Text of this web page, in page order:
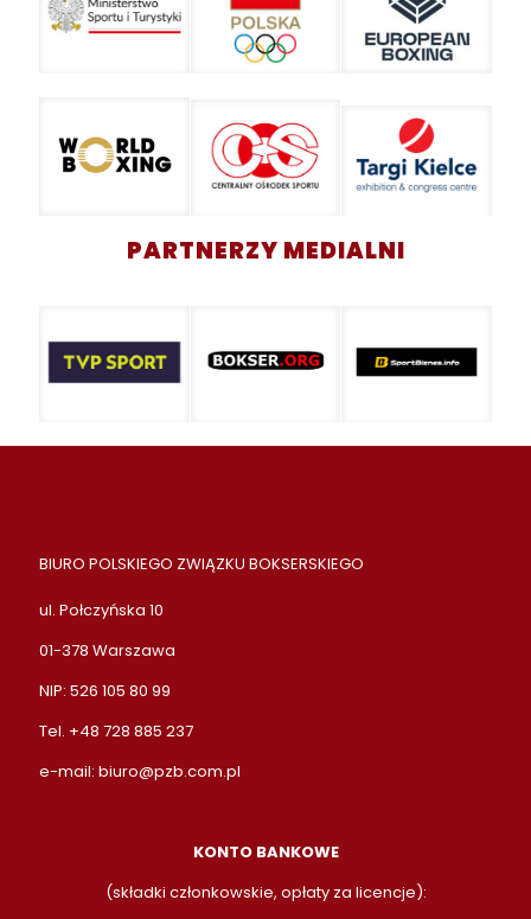
PARTNERZY MEDIALNI
BIURO POLSKIEGO ZWIĄZKU BOKSERSKIEGO
ul. Połczyńska 10
01-378 Warszawa
NIP: 526 105 80 99
Tel. +48 728 885 237
e-mail: biuro@pzb.com.pl
KONTO BANKOWE
(składki członkowskie, opłaty za licencje):